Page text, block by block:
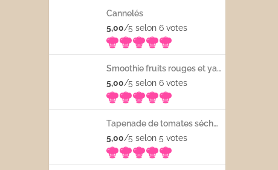
Cannelés
5,00/5 selon 6 votes
Smoothie fruits rouges et yaourt
5,00/5 selon 6 votes
Tapenade de tomates séchées
5,00/5 selon 5 votes